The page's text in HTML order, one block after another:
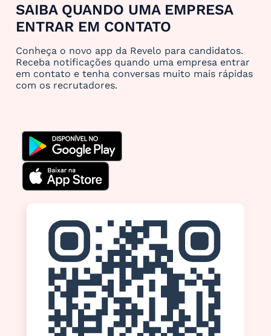
SAIBA QUANDO UMA EMPRESA
ENTRAR EM CONTATO
Conheça o novo app da Revelo para candidatos.
Receba notificações quando uma empresa entrar
em contato e tenha conversas muito mais rápidas
com os recrutadores.